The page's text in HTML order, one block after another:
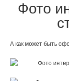
Фото
А как может быть